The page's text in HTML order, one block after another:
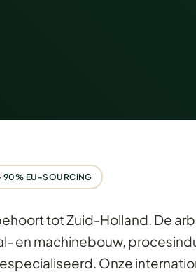
90% EU-SOURCING
tot Zuid-Holland. De
en machinebouw,
Onze